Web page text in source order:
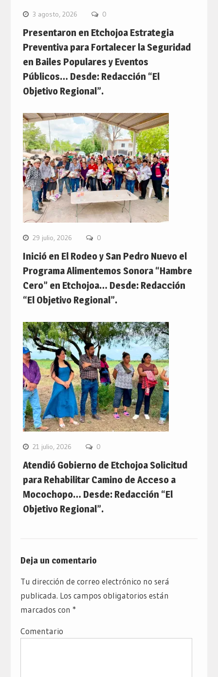
3 agosto, 2026 0
Presentaron en Etchojoa Estrategia
Preventiva para Fortalecer la Seguridad
en Bailes Populares y Eventos
Públicos… Desde: Redacción “El
Objetivo Regional”.
29 julio, 2026 0
Inició en El Rodeo y San Pedro Nuevo el
Programa Alimentemos Sonora “Hambre
Cero” en Etchojoa… Desde: Redacción
“El Objetivo Regional”.
21 julio, 2026 0
Atendió Gobierno de Etchojoa Solicitud
para Rehabilitar Camino de Acceso a
Mocochopo… Desde: Redacción “El
Objetivo Regional”.
Deja un comentario
Tu dirección de correo electrónico no será
publicada. Los campos obligatorios están
marcados con *
Comentario